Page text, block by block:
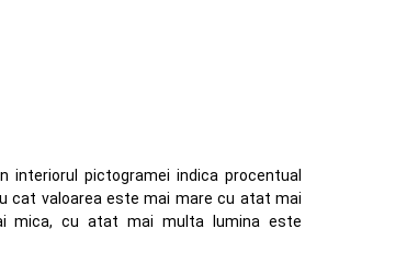
interiorul pictogramei indica procentual
cat valoarea este mai mare cu atat mai
mica, cu atat mai multa lumina este